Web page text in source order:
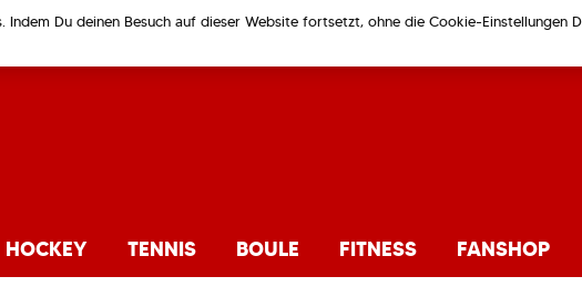
HOCKEY TENNIS BOULE FITNESS FANSHOP
Du deinen Besuch auf dieser Website fortsetzt, ohne die Cookie-Einstellungen